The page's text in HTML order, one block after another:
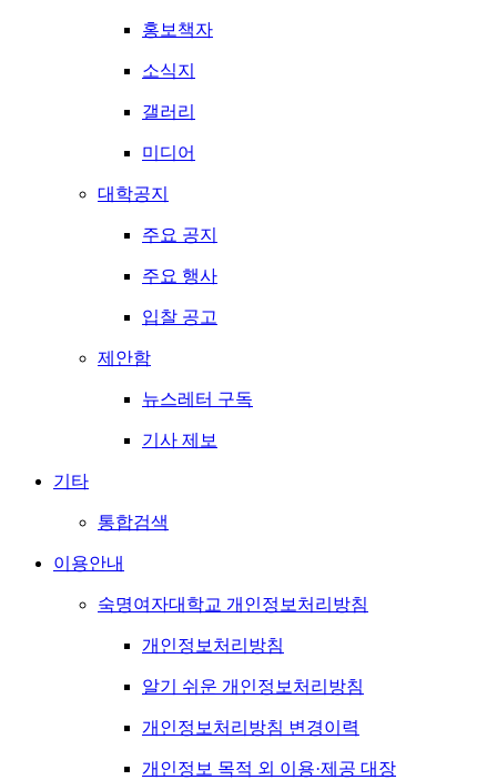
홍보책자
소식지
갤러리
미디어
대학공지
주요 공지
주요 행사
입찰 공고
제안함
뉴스레터 구독
기사 제보
기타
통합검색
이용안내
숙명여자대학교 개인정보처리방침
개인정보처리방침
알기 쉬운 개인정보처리방침
개인정보처리방침 변경이력
개인정보 목적 외 이용·제공 대장